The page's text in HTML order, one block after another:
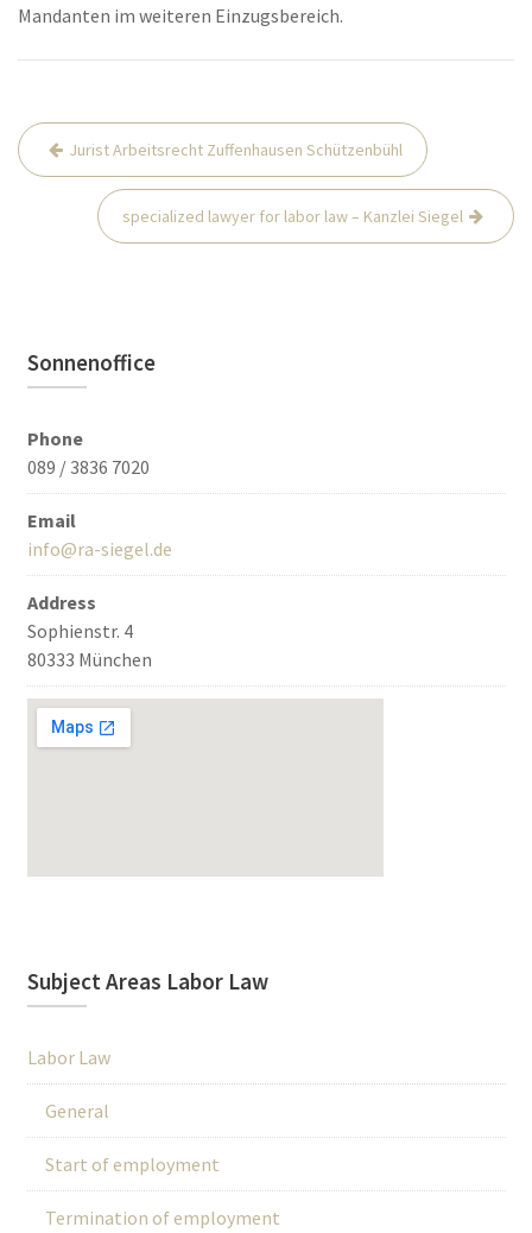
Mandanten im weiteren Einzugsbereich.
Post
navigation
Jurist Arbeitsrecht Zuffenhausen Schützenbühl
specialized lawyer for labor law – Kanzlei Siegel
Sonnenoffice
Phone
089 / 3836 7020
Email
info@ra-siegel.de
Address
Sophienstr. 4
80333 München
Subject Areas Labor Law
Labor Law
General
Start of employment
Termination of employment